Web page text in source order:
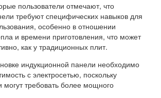
пользователи отмечают, что
требуют специфических навыков для
особенно в отношении
и времени приготовления, что может
как у традиционных плит.
индукционной панели необходимо
с электросетью, поскольку
требовать более мощного